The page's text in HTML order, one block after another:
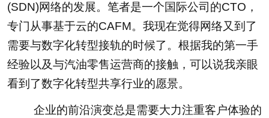
(SDN)网络的发展。笔者是一个国际公司的CTO，
专门从事基于云的CAFM。我现在觉得网络又到了
需要与数字化转型接轨的时候了。根据我的第一手
经验以及与汽油零售运营商的接触，可以说我亲眼
看到了数字化转型共享行业的愿景。
企业的前沿演变总是需要大力注重客户体验的